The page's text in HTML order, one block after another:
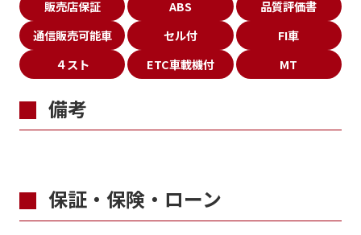
販売店保証 ABS
品質評価書
通信販売可能車
セル付
FI車
４スト
ETC車載機付 MT
備考
保証・保険・ローン